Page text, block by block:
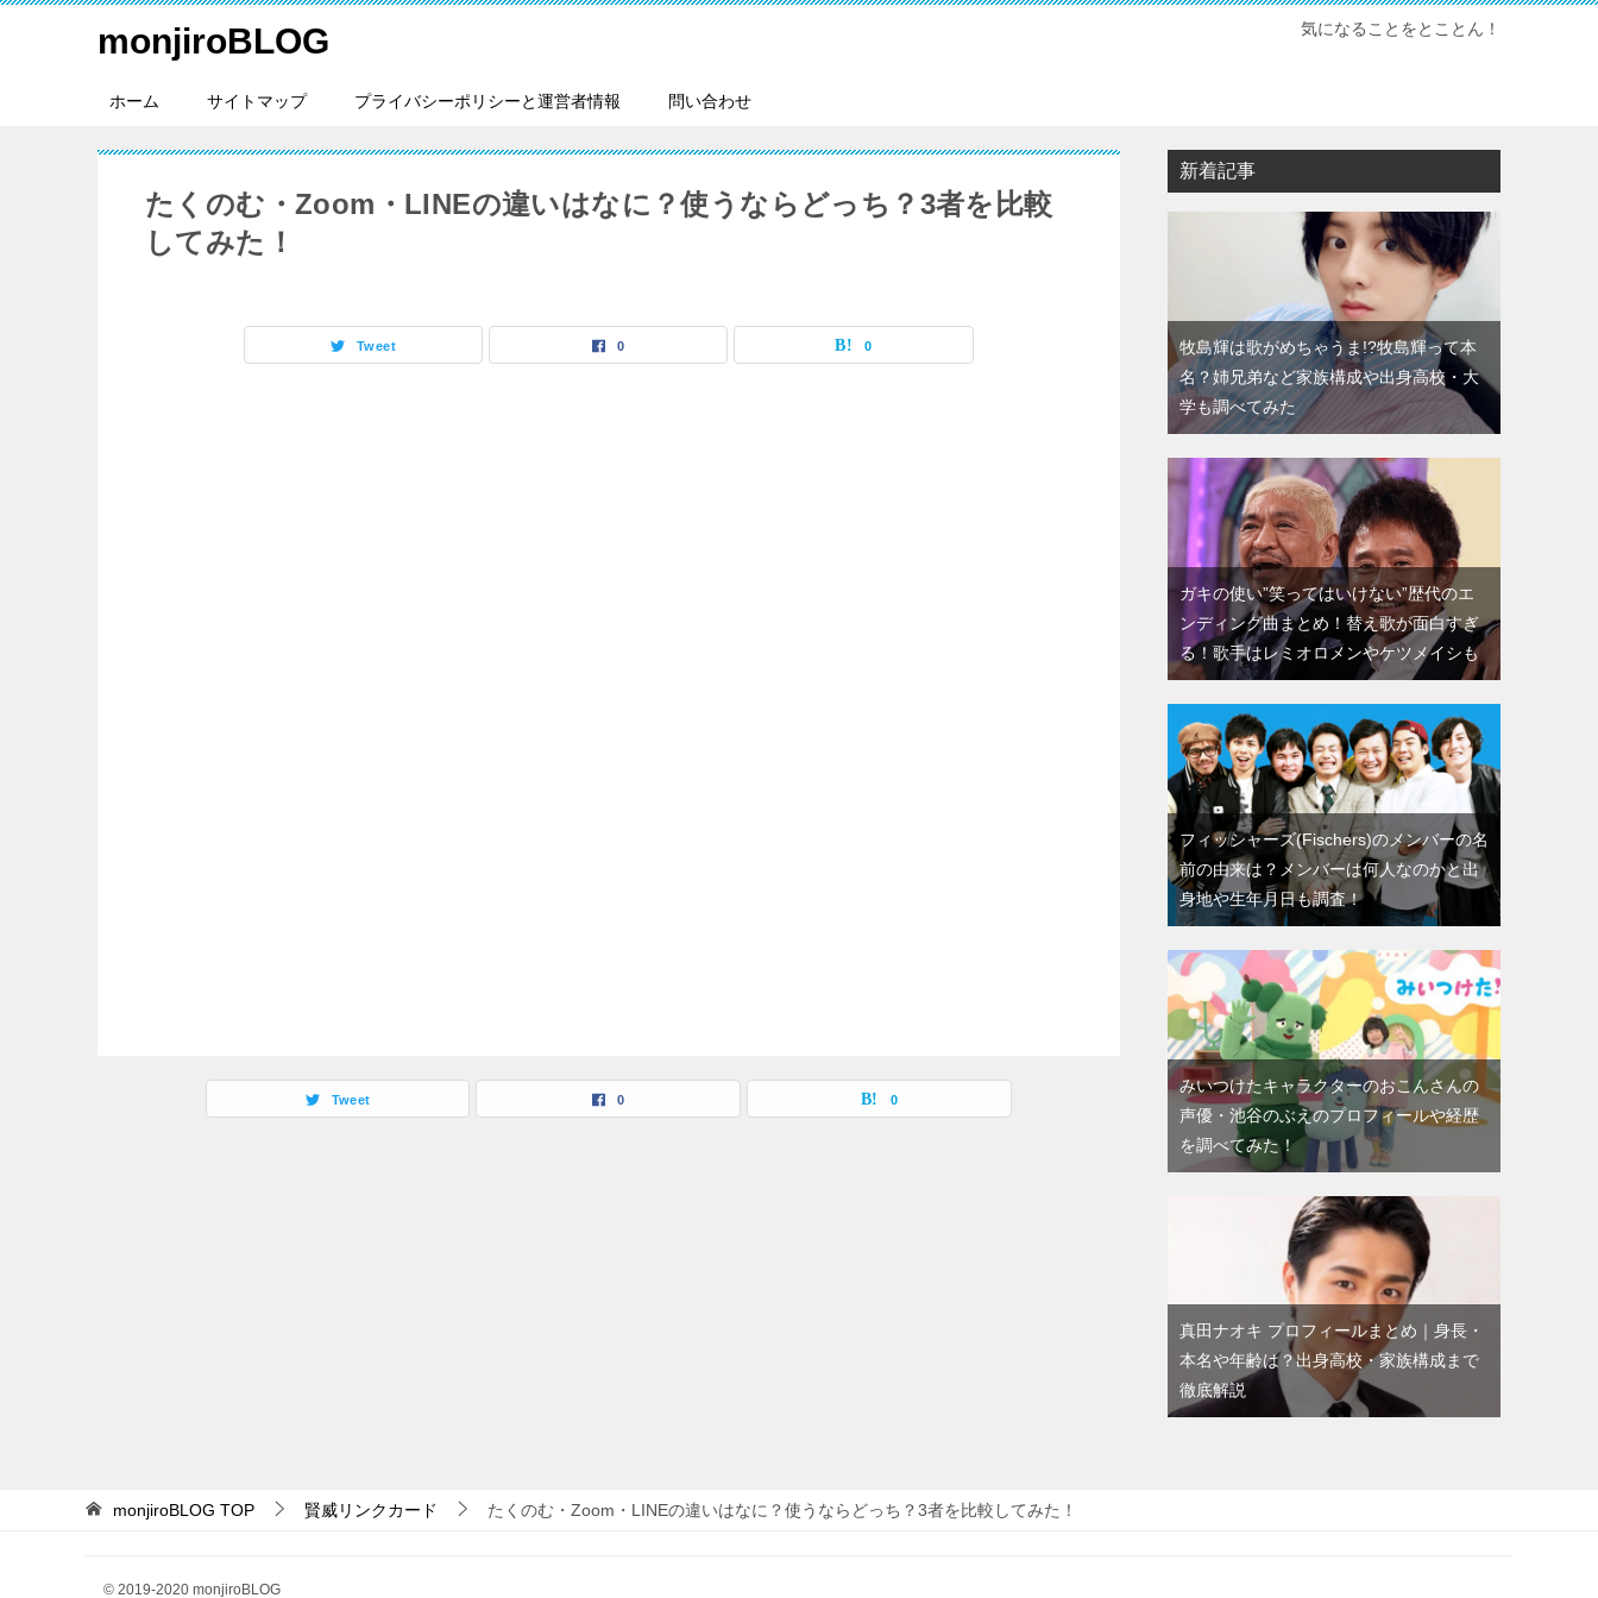
monjiroBLOG 気になることをとことん！
ホーム サイトマップ プライバシーポリシーと運営者情報 問い合わせ
たくのむ・Zoom・LINEの違いはなに？使うならどっち？3者を比較
してみた！
Tweet 0 0
Tweet 0 0
新着記事
牧島輝は歌がめちゃうま!?牧島輝って本
名？姉兄弟など家族構成や出身高校・大
学も調べてみた
ガキの使い”笑ってはいけない”歴代のエ
ンディング曲まとめ！替え歌が面白すぎ
る！歌手はレミオロメンやケツメイシも
フィッシャーズ(Fischers)のメンバーの名
前の由来は？メンバーは何人なのかと出
身地や生年月日も調査！
みいつけたキャラクターのおこんさんの
声優・池谷のぶえのプロフィールや経歴
を調べてみた！
真田ナオキ プロフィールまとめ｜身長・
本名や年齢は？出身高校・家族構成まで
徹底解説
monjiroBLOG TOP 賢威リンクカード たくのむ・Zoom・LINEの違いはなに？使うならどっち？3者を比較してみた！
© 2019-2020 monjiroBLOG